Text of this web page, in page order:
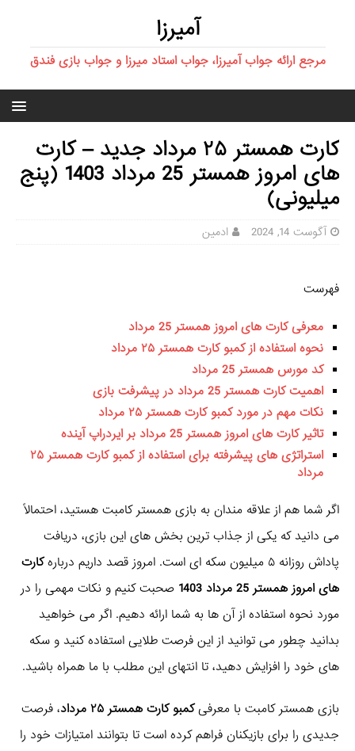
آمیرزا
مرجع ارائه جواب آمیرزا، جواب استاد میرزا و جواب بازی فندق
کارت همستر ۲۵ مرداد جدید – کارت
های امروز همستر 25 مرداد 1403 (پنج
میلیونی)
آگوست 14, 2024 ادمین
فهرست
معرفی کارت های امروز همستر 25 مرداد
نحوه استفاده از کمبو کارت همستر ۲۵ مرداد
کد مورس همستر 25 مرداد
اهمیت کارت همستر 25 مرداد در پیشرفت بازی
نکات مهم در مورد کمبو کارت همستر ۲۵ مرداد
تاثیر کارت های امروز همستر 25 مرداد بر ایردراپ آینده
استراتژی های پیشرفته برای استفاده از کمبو کارت همستر ۲۵
مرداد
اگر شما هم از علاقه مندان به بازی همستر کامبت هستید، احتمالاً
می دانید که یکی از جذاب ترین بخش های این بازی، دریافت
پاداش روزانه ۵ میلیون سکه ای است. امروز قصد داریم درباره
کارت
های امروز همستر 25 مرداد 1403
صحبت کنیم و نکات مهمی را در
مورد نحوه استفاده از آن ها به شما ارائه دهیم. اگر می خواهید
بدانید چطور می توانید از این فرصت طلایی استفاده کنید و سکه
های خود را افزایش دهید، تا انتهای این مطلب با ما همراه باشید.
بازی همستر کامبت با معرفیکمبو کارت همستر ۲۵ مرداد
، فرصت
جدیدی را برای بازیکنان فراهم کرده است تا بتوانند امتیازات خود را